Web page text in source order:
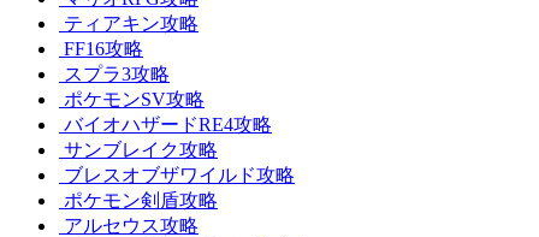
ティアキン攻略
FF16攻略
スプラ3攻略
ポケモンSV攻略
バイオハザードRE4攻略
サンブレイク攻略
ブレスオブザワイルド攻略
ポケモン剣盾攻略
アルセウス攻略